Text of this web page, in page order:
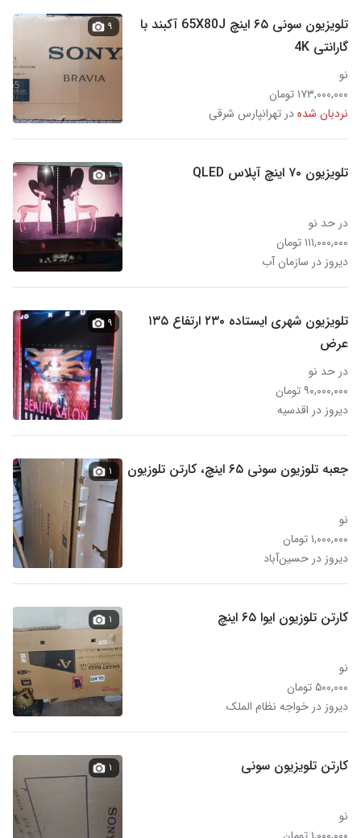
تلویزیون سونی ۶۵ اینچ 65X80J آکبند با
گارانتی 4K
نو
۱۷۳,۰۰۰,۰۰۰ تومان
نردبان شدهدر تهرانپارس شرقی
۹
تلویزیون ۷۰ اینچ آپلاس QLED
در حد نو
۱۱۱,۰۰۰,۰۰۰ تومان
دیروز در سازمان آب
۱
تلویزیون شهری ایستاده ۲۳۰ ارتفاع ۱۳۵
عرض
در حد نو
۹۰,۰۰۰,۰۰۰ تومان
دیروز در اقدسیه
۹
جعبه تلوزیون سونی ۶۵ اینچ، کارتن تلوزیون
نو
۱,۰۰۰,۰۰۰ تومان
دیروز در حسین‌آباد
۱
کارتن تلوزیون ایوا ۶۵ اینچ
نو
۵۰۰,۰۰۰ تومان
دیروز در خواجه نظام الملک
۱
کارتن تلویزیون سونی
نو
۱